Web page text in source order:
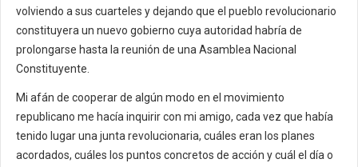
volviendo a sus cuarteles y dejando que el pueblo revolucionario
constituyera un nuevo gobierno cuya autoridad habría de
prolongarse hasta la reunión de una Asamblea Nacional
Constituyente.
Mi afán de cooperar de algún modo en el movimiento
republicano me hacía inquirir con mi amigo, cada vez que había
tenido lugar una junta revolucionaria, cuáles eran los planes
acordados, cuáles los puntos concretos de acción y cuál el día o